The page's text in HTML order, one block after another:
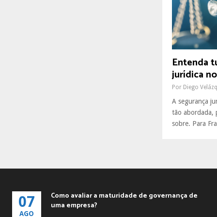
Entenda
jurídica
Por Diego
A segurança
tão abordada,
sobre. Para
07
AGO
Como avaliar a maturidade de governança de
uma empresa?